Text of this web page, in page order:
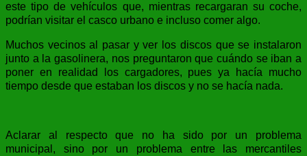
este tipo de vehículos que, mientras recargaran su coche,
podrían visitar el casco urbano e incluso comer algo.
Muchos vecinos al pasar y ver los discos que se instalaron
junto a la gasolinera, nos preguntaron que cuándo se iban a
poner en realidad los cargadores, pues ya hacía mucho
tiempo desde que estaban los discos y no se hacía nada.
Aclarar al respecto que no ha sido por un problema
municipal, sino por un problema entre las mercantiles